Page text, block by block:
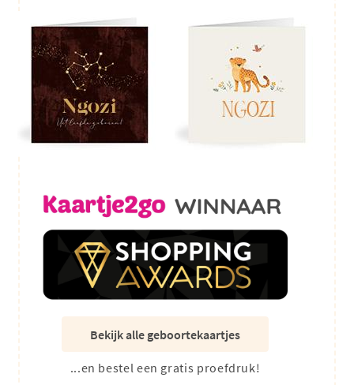
Bekijk alle geboortekaartjes
...en bestel een gratis proefdruk!